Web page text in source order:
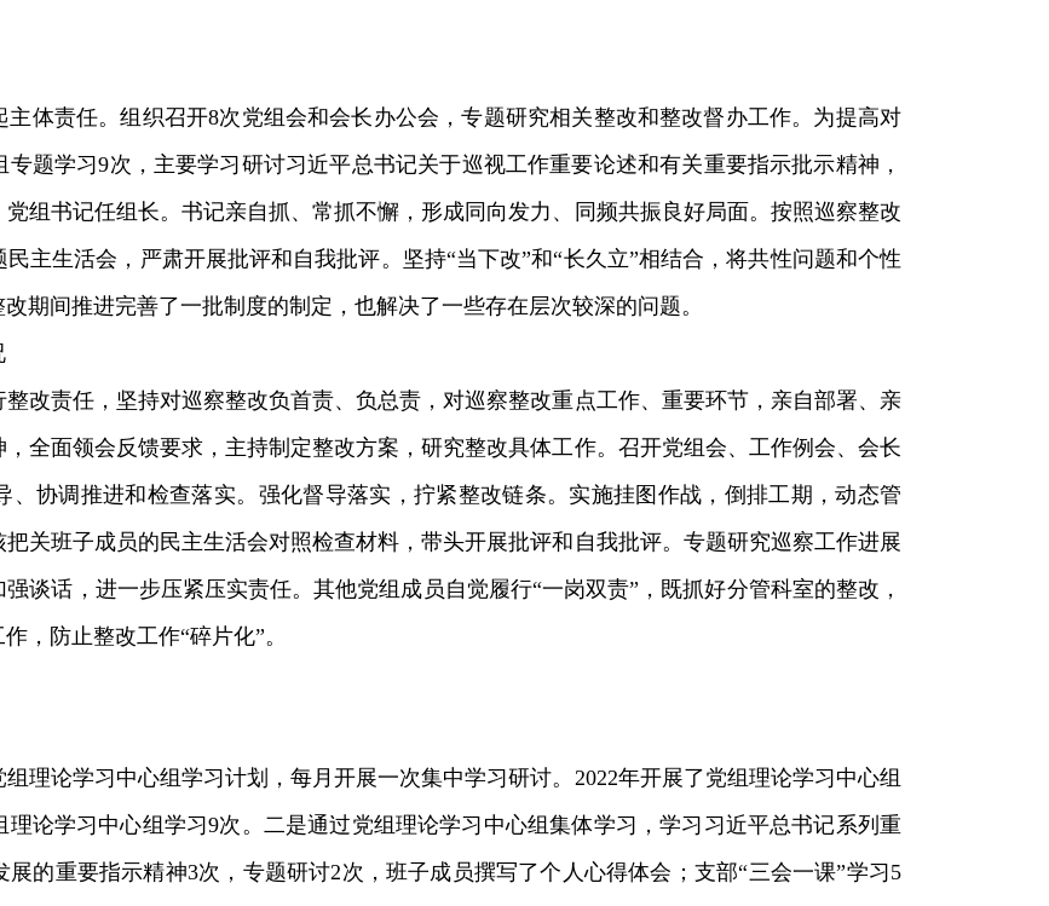
体责任。组织召开8次党组会和会长办公会，专题研究相关整改和整改督办工作。为提高对
题学习9次，主要学习研讨习近平总书记关于巡视工作重要论述和有关重要指示批示精神，
组书记任组长。书记亲自抓、常抓不懈，形成同向发力、同频共振良好局面。按照巡察整改
主生活会，严肃开展批评和自我批评。坚持“当下改”和“长久立”相结合，将共性问题和个性
期间推进完善了一批制度的制定，也解决了一些存在层次较深的问题。
改责任，坚持对巡察整改负首责、负总责，对巡察整改重点工作、重要环节，亲自部署、亲
全面领会反馈要求，主持制定整改方案，研究整改具体工作。召开党组会、工作例会、会长
协调推进和检查落实。强化督导落实，拧紧整改链条。实施挂图作战，倒排工期，动态管
关班子成员的民主生活会对照检查材料，带头开展批评和自我批评。专题研究巡察工作进展
谈话，进一步压紧压实责任。其他党组成员自觉履行“一岗双责”，既抓好分管科室的整改，
，防止整改工作“碎片化”。
理论学习中心组学习计划，每月开展一次集中学习研讨。2022年开展了党组理论学习中心组
论学习中心组学习9次。二是通过党组理论学习中心组集体学习，学习习近平总书记系列重
的重要指示精神3次，专题研讨2次，班子成员撰写了个人心得体会；支部“三会一课”学习5